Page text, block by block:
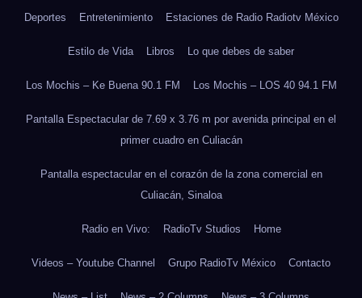
Deportes Entretenimiento Estaciones de Radio Radiotv México
Estilo de Vida Libros Lo que debes de saber
Los Mochis – Ke Buena 90.1 FM Los Mochis – LOS 40 94.1 FM
Pantalla Espectacular de 7.69 x 3.76 m por avenida principal en el
primer cuadro en Culiacán
Pantalla espectacular en el corazón de la zona comercial en
Culiacán, Sinaloa
Radio en Vivo: RadioTv Studios Home
Videos – Youtube Channel Grupo RadioTv México Contacto